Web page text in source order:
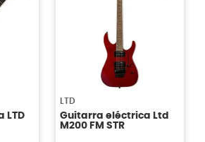
LTD
LTD
Guitarra eléctrica Ltd
M200 FM STR